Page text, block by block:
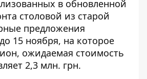
в обновленной
столовой из старой
предложения
15 ноября, на которое
ожидаемая стоимость
2,3 млн. грн.